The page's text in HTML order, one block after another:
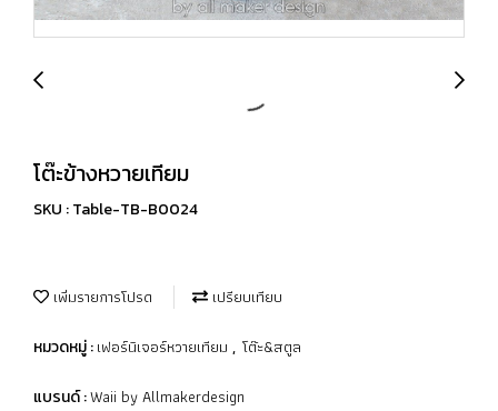
โต๊ะข้างหวายเทียม
SKU : Table-TB-B0024
เพิ่มรายการโปรด เปรียบเทียบ
หมวดหมู่ :เฟอร์นิเจอร์หวายเทียม , โต๊ะ&สตูล
แบรนด์ :Waii by Allmakerdesign